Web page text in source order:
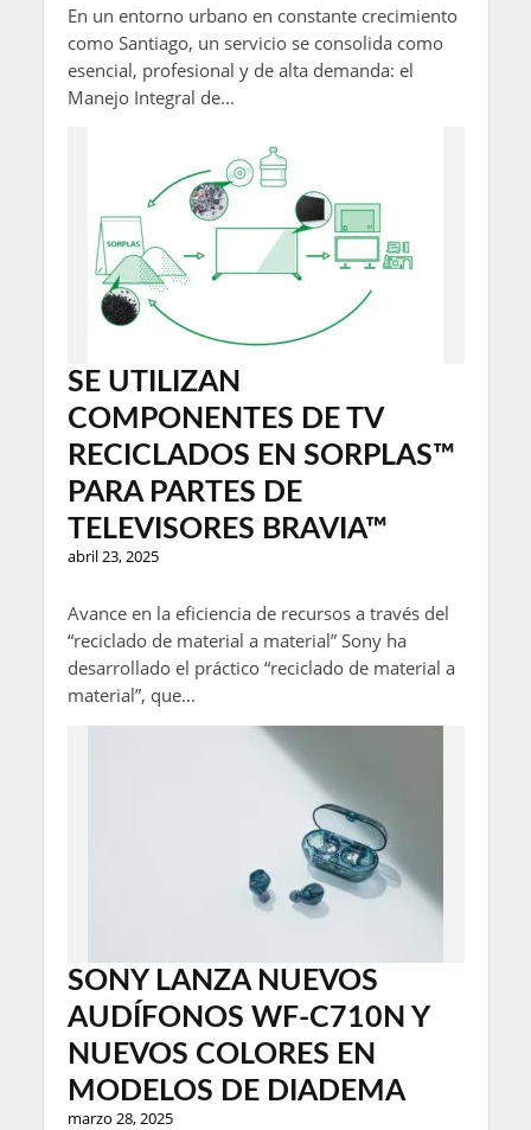
En un entorno urbano en constante crecimiento
como Santiago, un servicio se consolida como
esencial, profesional y de alta demanda: el
Manejo Integral de...
SE UTILIZAN
COMPONENTES DE TV
RECICLADOS EN SORPLAS™
PARA PARTES DE
TELEVISORES BRAVIA™
abril 23, 2025
Avance en la eficiencia de recursos a través del
“reciclado de material a material” Sony ha
desarrollado el práctico “reciclado de material a
material”, que...
SONY LANZA NUEVOS
AUDÍFONOS WF-C710N Y
NUEVOS COLORES EN
MODELOS DE DIADEMA
marzo 28, 2025